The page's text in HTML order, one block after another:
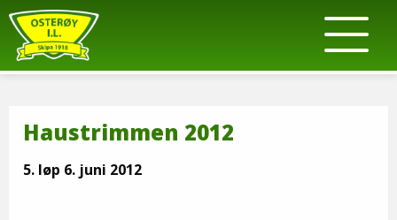
Haustrimmen 2012
5. løp 6. juni 2012